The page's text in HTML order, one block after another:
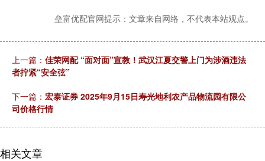
垒富优配官网提示：文章来自网络，不代表本站观点。
上一篇： 佳荣网配 “面对面”宣教！武汉江夏交警上门为涉酒违法
者拧紧“安全弦”
下一篇： 宏泰证券 2025年9月15日寿光地利农产品物流园有限公
司价格行情
相关文章